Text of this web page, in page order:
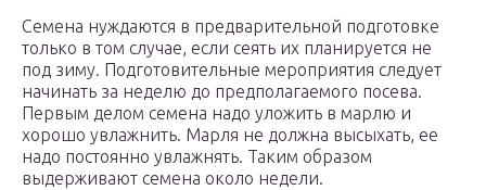
Семена нуждаются в предварительной подготовке
только в том случае, если сеять их планируется не
под зиму. Подготовительные мероприятия следует
начинать за неделю до предполагаемого посева.
Первым делом семена надо уложить в марлю и
хорошо увлажнить. Марля не должна высыхать, ее
надо постоянно увлажнять. Таким образом
выдерживают семена около недели.